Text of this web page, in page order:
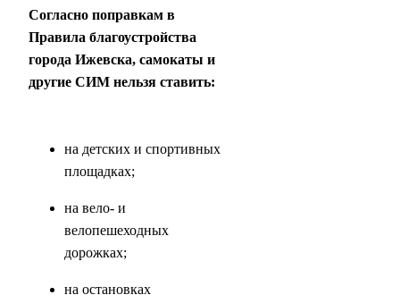
Согласно поправкам в
Правила благоустройства
города Ижевска, самокаты и
другие СИМ нельзя ставить:
на детских и спортивных
площадках;
на вело- и
велопешеходных
дорожках;
на остановках